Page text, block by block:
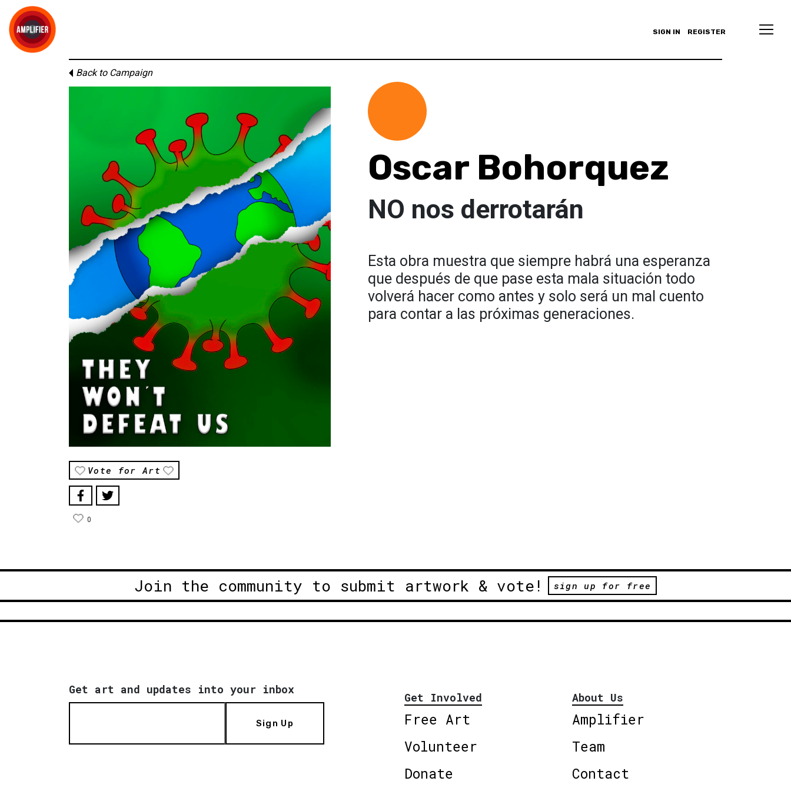
SIGN IN REGISTER
Back to Campaign
Vote for Art
0
Oscar Bohorquez
NO nos derrotarán
Esta obra muestra que siempre habrá una esperanza
que después de que pase esta mala situación todo
volverá hacer como antes y solo será un mal cuento
para contar a las próximas generaciones.
Join the community to submit artwork & vote! sign up for free
Get art and updates into your inbox
Sign Up
Get Involved
Free Art
Volunteer
Donate
About Us
Amplifier
Team
Contact